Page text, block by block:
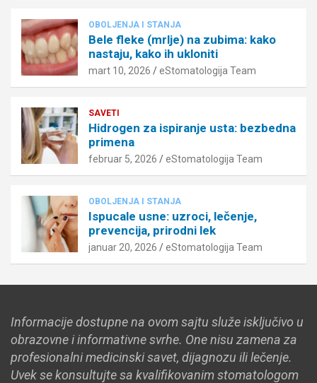
OBOLJENJA I STANJA
Bele fleke (mrlje) na zubima: kako
nastaju, kako ih ukloniti
mart 10, 2026 eStomatologija Team
SAVETI
Hidrogen za ispiranje usta: bezbedna
primena
februar 5, 2026 eStomatologija Team
OBOLJENJA I STANJA
Ispucale usne: uzroci, lečenje,
prevencija, prirodni lek
januar 20, 2026 eStomatologija Team
Informacije dostupne na ovom sajtu služe isključivo u
obrazovne i informativne svrhe. One nisu zamena za
profesionalni medicinski savet, dijagnozu ili lečenje.
Uvek se konsultujte sa kvalifikovanim stomatologom